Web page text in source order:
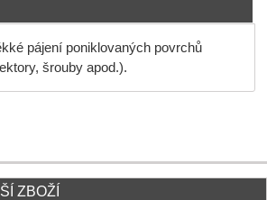
pájení poniklovaných povrchů
šrouby apod.).
ZBOŽÍ